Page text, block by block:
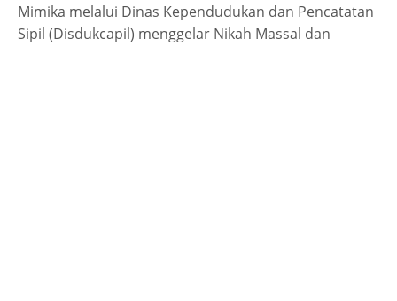
Mimika melalui Dinas Kependudukan dan Pencatatan
Sipil (Disdukcapil) menggelar Nikah Massal dan